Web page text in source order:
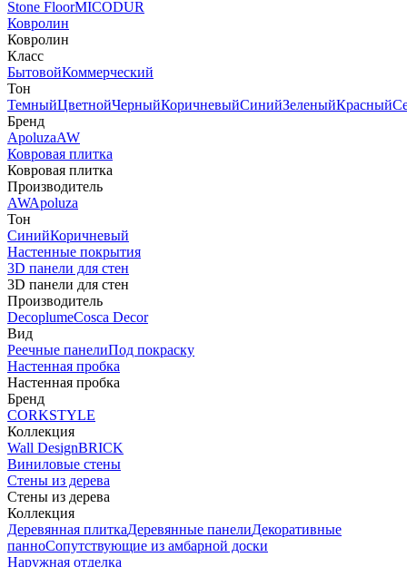
Stone FloorMICODUR
Ковролин
Ковролин
Класс
БытовойКоммерческий
Тон
ТемныйЦветнойЧерныйКоричневыйСинийЗеленыйКрасный
Бренд
ApoluzaAW
Ковровая плитка
Ковровая плитка
Производитель
AWApoluza
Тон
СинийКоричневый
Настенные покрытия
3D панели для стен
3D панели для стен
Производитель
DecoplumeCosca Decor
Вид
Реечные панелиПод покраску
Настенная пробка
Настенная пробка
Бренд
CORKSTYLE
Коллекция
Wall DesignBRICK
Виниловые стены
Стены из дерева
Стены из дерева
Коллекция
Деревянная плиткаДеревянные панелиДекоративные
панноСопутствующие из амбарной доски
Наружная отделка